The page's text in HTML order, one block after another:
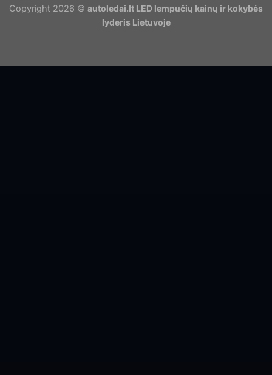
Copyright 2026 © autoledai.lt LED lempučių kainų ir kokybės
lyderis Lietuvoje